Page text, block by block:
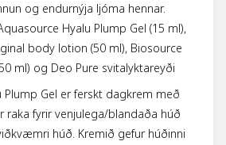
og endurnýja ljóma hennar.
Hyalu Plump Gel (15 ml),
body lotion (50 ml), Biosource
ml) og Deo Pure svitalyktareyði
Plump Gel er ferskt dagkrem með
raka fyrir venjulega/blandaða húð
húð. Kremið gefur húðinni